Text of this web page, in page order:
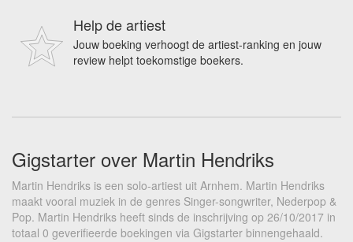
Help de artiest
Jouw boeking verhoogt de artiest-ranking en jouw
review helpt toekomstige boekers.
Gigstarter over Martin Hendriks
Martin Hendriks is een solo-artiest uit Arnhem. Martin Hendriks
maakt vooral muziek in de genres Singer-songwriter, Nederpop &
Pop. Martin Hendriks heeft sinds de inschrijving op 26/10/2017 in
totaal 0 geverifieerde boekingen via Gigstarter binnengehaald.